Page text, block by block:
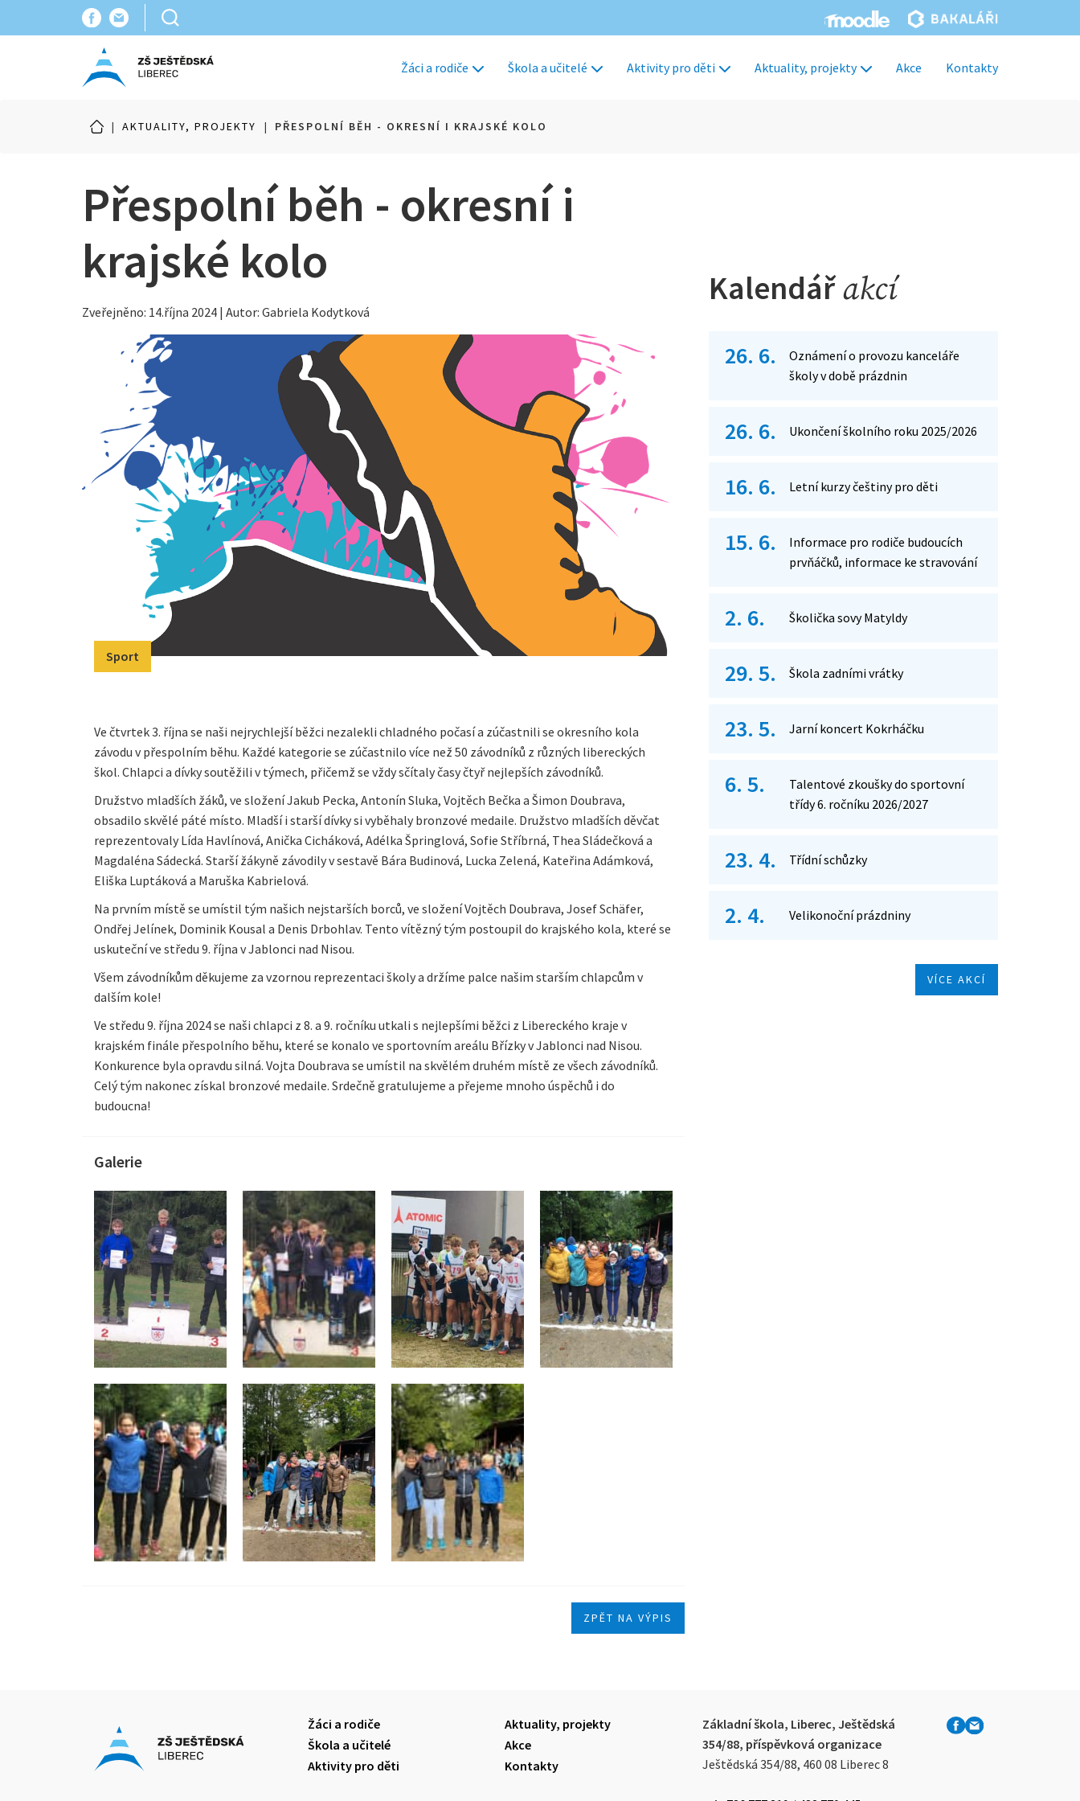
Žáci a rodiče Škola a učitelé Aktivity pro děti Aktuality, projekty Akce Kontakty
| AKTUALITY, PROJEKTY | PŘESPOLNÍ BĚH - OKRESNÍ I KRAJSKÉ KOLO
Přespolní běh - okresní i
krajské kolo
Zveřejněno: 14.října 2024 | Autor: Gabriela Kodytková
Sport
Ve čtvrtek 3. října se naši nejrychlejší běžci nezalekli chladného počasí a zúčastnili se okresního kola
závodu v přespolním běhu. Každé kategorie se zúčastnilo více než 50 závodníků z různých libereckých
škol. Chlapci a dívky soutěžili v týmech, přičemž se vždy sčítaly časy čtyř nejlepších závodníků.
Družstvo mladších žáků, ve složení Jakub Pecka, Antonín Sluka, Vojtěch Bečka a Šimon Doubrava,
obsadilo skvělé páté místo. Mladší i starší dívky si vyběhaly bronzové medaile. Družstvo mladších děvčat
reprezentovaly Lída Havlínová, Anička Cicháková, Adélka Špringlová, Sofie Stříbrná, Thea Sládečková a
Magdaléna Sádecká. Starší žákyně závodily v sestavě Bára Budinová, Lucka Zelená, Kateřina Adámková,
Eliška Luptáková a Maruška Kabrielová.
Na prvním místě se umístil tým našich nejstarších borců, ve složení Vojtěch Doubrava, Josef Schäfer,
Ondřej Jelínek, Dominik Kousal a Denis Drbohlav. Tento vítězný tým postoupil do krajského kola, které se
uskuteční ve středu 9. října v Jablonci nad Nisou.
Všem závodníkům děkujeme za vzornou reprezentaci školy a držíme palce našim starším chlapcům v
dalším kole!
Ve středu 9. října 2024 se naši chlapci z 8. a 9. ročníku utkali s nejlepšími běžci z Libereckého kraje v
krajském finále přespolního běhu, které se konalo ve sportovním areálu Břízky v Jablonci nad Nisou.
Konkurence byla opravdu silná. Vojta Doubrava se umístil na skvělém druhém místě ze všech závodníků.
Celý tým nakonec získal bronzové medaile. Srdečně gratulujeme a přejeme mnoho úspěchů i do
budoucna!
Galerie
ZPĚT NA VÝPIS
Kalendářakcí
26. 6.
Oznámení o provozu kanceláře
školy v době prázdnin
26. 6. Ukončení školního roku 2025/2026
16. 6. Letní kurzy češtiny pro děti
15. 6.
Informace pro rodiče budoucích
prvňáčků, informace ke stravování
2. 6. Školička sovy Matyldy
29. 5. Škola zadními vrátky
23. 5. Jarní koncert Kokrháčku
6. 5.
Talentové zkoušky do sportovní
třídy 6. ročníku 2026/2027
23. 4. Třídní schůzky
2. 4. Velikonoční prázdniny
VÍCE AKCÍ
Žáci a rodiče
Škola a učitelé
Aktivity pro děti
Aktuality, projekty
Akce
Kontakty
Základní škola, Liberec, Ještědská
354/88, příspěvková organizace
Ještědská 354/88, 460 08 Liberec 8